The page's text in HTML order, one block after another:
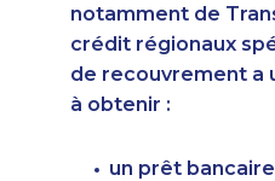
notamment de
crédit régionaux
de recouvrement a
à obtenir :
un prêt bancaire